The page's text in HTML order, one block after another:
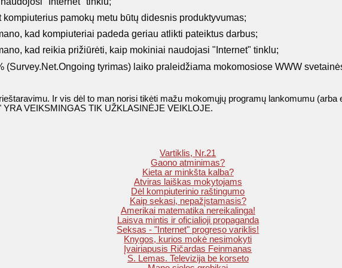
pamokų metu būtų didesnis produktyvumas;
kad kompiuteriai padeda geriau atlikti pateiktus darbus;
kad reikia prižiūrėti, kaip mokiniai naudojasi "Internet" tinklu;
(Survey.Net.Ongoing tyrimas) laiko praleidžiama mokomosiose WWW
Ir vis dėl to man norisi tikėti mažu mokomųjų programų lankomumu (arba
YRA VEIKSMINGAS TIK UŽKLASINĖJE VEIKLOJE.
Vartiklis, Nr.21
Gaono atminimas?
Kieta ar minkšta kalba?
Atviras laiškas mokytojams
Dėl kompiuterinio raštingumo
Kaip sekasi, nepažįstamasis?
Amerikai matematika nereikalinga!
Laisva mintis ir oficialioji propaganda
Seksas - "Internet" progreso variklis!
Knygos, kurios mokė nesimokyti
Įvairiapusis Ričardas Feinmanas
S. Lemas. Televizija be korseto